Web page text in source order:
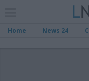
Home News 24